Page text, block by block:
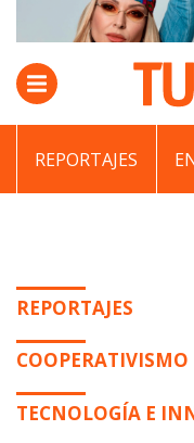
REPORTAJES
REPORTAJES
COOPERATIVISMO
TECNOLOGÍA E